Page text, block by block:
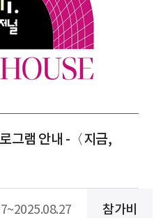
그램 안내 -〈지금,
참가비